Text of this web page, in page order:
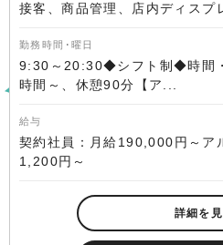
接客、商品管理、店内ディスプ
勤務時間･曜日
9:30～20:30◆シフト制◆時間
時間～、休憩90分【ア...
給与
契約社員：月給190,000円～ア
1,200円～
詳細を